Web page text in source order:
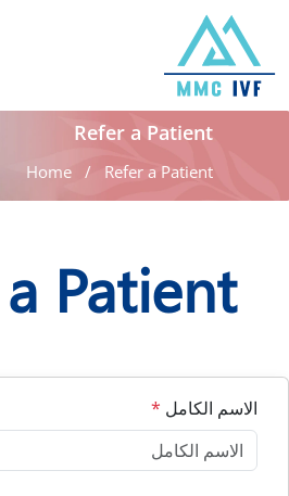
Refer a Patient
Home Refer a Patient
Patient
الاسم الكامل *